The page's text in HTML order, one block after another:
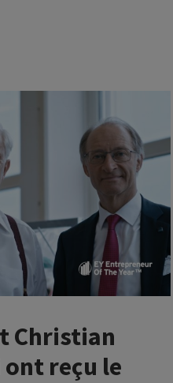
Christian
ont reçu le